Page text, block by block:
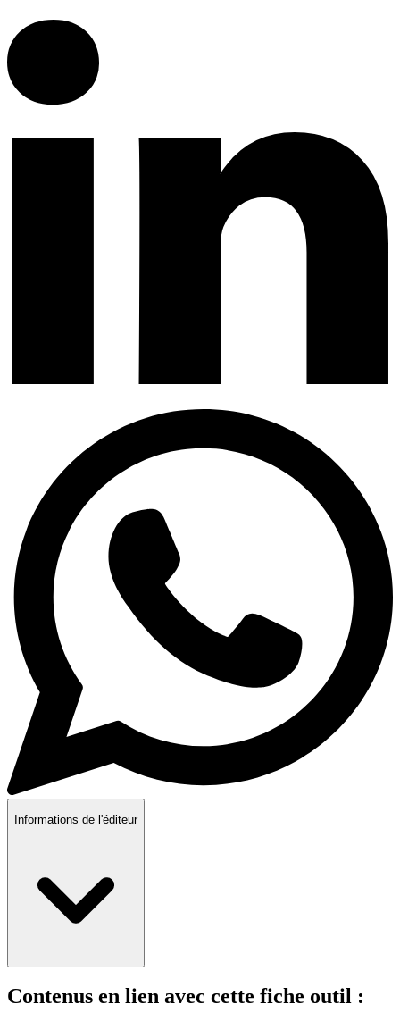
Informations de l'éditeur
Contenus en lien avec cette fiche outil :